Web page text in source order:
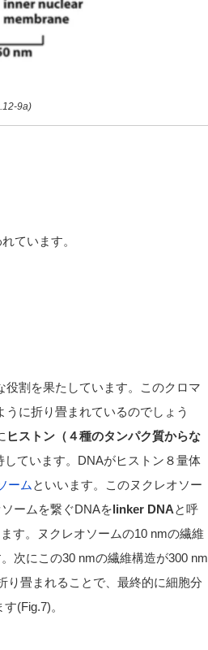
9a)
ています。
役割を果たしています。このクロマ
に折り畳まれているのでしょう
ヒストン（４種のタンパク質からな
ています。DNAがヒストン８量体
ーム といいます。このヌクレオソー
ームを繋ぐDNAをlinker DNAと呼
す。ヌクレオソームの10 nmの繊維
次にこの30 nmの繊維構造が300 nm
り畳まれることで、最終的に細胞分
(Fig.7)。